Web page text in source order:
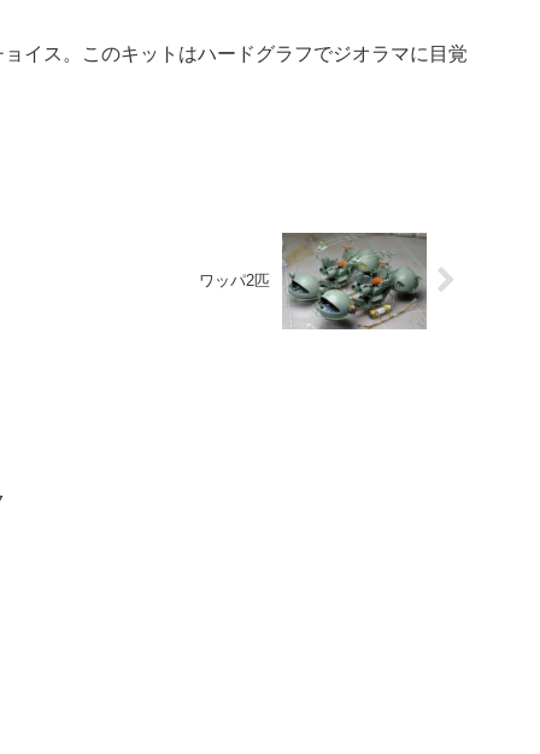
イス。このキットはハードグラフでジオラマに目覚
ワッパ2匹